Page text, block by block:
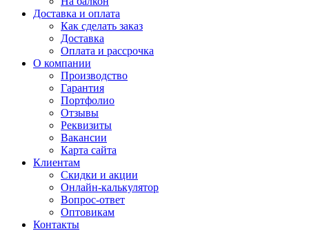
Доставка и оплата
Как сделать заказ
Доставка
Оплата и рассрочка
О компании
Производство
Гарантия
Портфолио
Отзывы
Реквизиты
Вакансии
Карта сайта
Клиентам
Скидки и акции
Онлайн-калькулятор
Вопрос-ответ
Оптовикам
Контакты